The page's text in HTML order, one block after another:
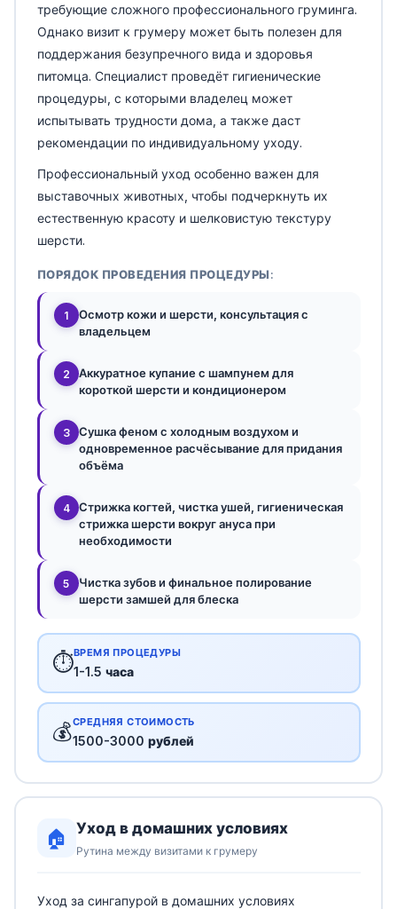
требующие сложного профессионального груминга.
Однако визит к грумеру может быть полезен для
поддержания безупречного вида и здоровья
питомца. Специалист проведёт гигиенические
процедуры, с которыми владелец может
испытывать трудности дома, а также даст
рекомендации по индивидуальному уходу.
Профессиональный уход особенно важен для
выставочных животных, чтобы подчеркнуть их
естественную красоту и шелковистую текстуру
шерсти.
ПОРЯДОК ПРОВЕДЕНИЯ ПРОЦЕДУРЫ:
1
Осмотр кожи и шерсти, консультация с
владельцем
2
Аккуратное купание с шампунем для
короткой шерсти и кондиционером
3
Сушка феном с холодным воздухом и
одновременное расчёсывание для придания
объёма
4
Стрижка когтей, чистка ушей, гигиеническая
стрижка шерсти вокруг ануса при
необходимости
5
Чистка зубов и финальное полирование
шерсти замшей для блеска
⏱️ВРЕМЯ ПРОЦЕДУРЫ
1-1.5 часа
💰СРЕДНЯЯ СТОИМОСТЬ
1500-3000 рублей
🏠 Уход в домашних условиях
Рутина между визитами к грумеру
Уход за сингапурой в домашних условиях